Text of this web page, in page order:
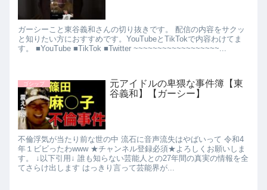
ガーシーこと東谷義和さんの切り抜きです。 配信の内容をサクッ
と知りたい方におすすめです。YouTubeとTikTokで内容わけてま
す。 ■YouTube ■TikTok ■Twitter ~~~~~~~~~~~~~~~~~~...
ゴシップ
元アイドルの卑猥な事件簿【東
谷義和】【ガーシー】
不倫浮気が当たり前な世の中 流石に音声流失はやばいって 令和4
年１ビビったわwww ★チャンネル登録必須★よろしくお願いしま
す。 ↓以下引用↓ 誰も知らない芸能人との27年間の真実の情報を全
てさらけ出します はっきり言って芸能界が...